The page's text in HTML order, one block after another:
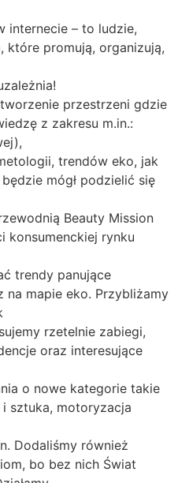
internecie – to ludzie,
które promują, organizują,
przestrzeni gdzie
z zakresu m.in.:
trendów eko, jak
mógł podzielić się
Beauty Mission
konsumenckiej rynku
trendy panujące
mapie eko. Przybliżamy
rzetelnie zabiegi,
oraz interesujące
o nowe kategorie takie
sztuka, motoryzacja
Dodaliśmy również
bo bez nich Świat